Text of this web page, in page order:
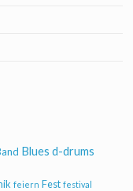
Blues d-drums
feiern Fest festival